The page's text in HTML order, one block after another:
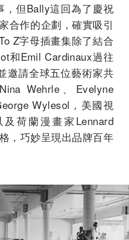
，但Bally這回為了慶祝
合作的企劃，確實吸引
Z字母插畫集除了結合
和Emil Cardinaux過往
邀請全球五位藝術家共
Wehrle、Evelyne
Wylesol，美國視
荷蘭漫畫家Lennard
，巧妙呈現出品牌百年